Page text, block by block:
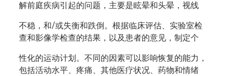
解前庭疾病引起的问题，主要是眩晕和头晕，视线
不稳，和/或失衡和跌倒。根据临床评估、实验室检
查和影像学检查的结果，以及患者的意见，制定个
性化的运动计划。不同的因素可以影响恢复的能力，
包括活动水平、疼痛、其他医疗状况、药物和情绪